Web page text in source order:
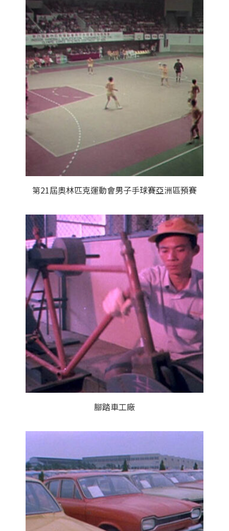
第21屆奧林匹克運動會男子手球賽亞洲區預賽
腳踏車工廠